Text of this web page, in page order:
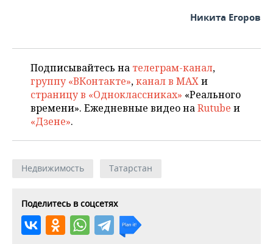
Никита Егоров
Подписывайтесь на телеграм-канал,
группу «ВКонтакте»,канал в MAXи
страницу в «Одноклассниках» «Реального
времени». Ежедневные видео наRutube и
«Дзене».
Недвижимость Татарстан
Поделитесь в соцсетях